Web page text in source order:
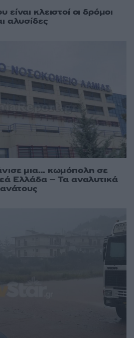
κλειστοί οι δρόμοι
αλυσίδες
μια… κωμόπολη σε
Ελλάδα – Τα αναλυτικά